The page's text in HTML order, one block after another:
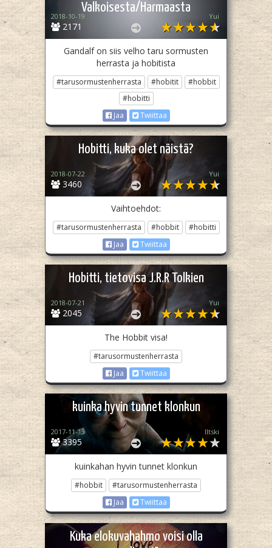
Valkoisesta/Harmaasta
2171
2018-10-19 Yui
Gandalf on siis velho taru sormusten
herrasta ja hobitista
#tarusormustenherrasta #hobitit
#hobbit
#hobitti
Jaa
Twiittaa
Hobitti, kuka olet näistä?
3460
2018-07-22 Yui
Vaihtoehdot:
#tarusormustenherrasta #hobbit
#hobitti
Jaa
Twiittaa
Hobitti, tietovisa J.R.R Tolkien
2045
2018-07-21 Yui
The Hobbit visa!
#tarusormustenherrasta
Jaa
Twiittaa
kuinka hyvin tunnet klonkun
3395
2017-11-13 Iltski
kuinkahan hyvin tunnet klonkun
#hobbit
#tarusormustenherrasta
Jaa
Twiittaa
Kuka elokuvahahmo voisi olla